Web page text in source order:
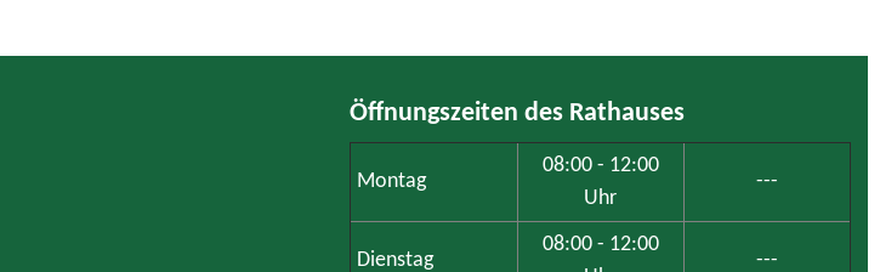
Öffnungszeiten des Rathauses
Montag
08:00 - 12:00
Uhr
---
Dienstag
08:00 - 12:00
---